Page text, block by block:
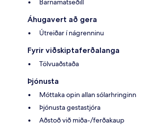
Barnamatseðill
Áhugavert að gera
Útreiðar í nágrenninu
Fyrir viðskiptaferðalanga
Tölvuaðstaða
Þjónusta
Móttaka opin allan sólarhringinn
Þjónusta gestastjóra
Aðstoð við miða-/ferðakaup